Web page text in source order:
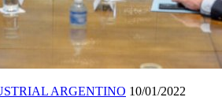
ARGENTINO 10/01/2022